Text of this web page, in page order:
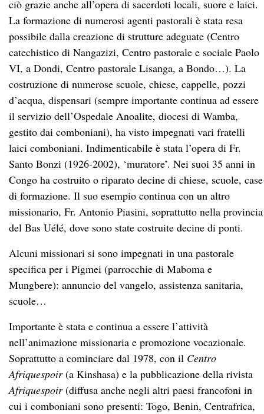
ciò grazie anche all’opera di sacerdoti locali, suore e laici.
La formazione di numerosi agenti pastorali è stata resa
possibile dalla creazione di strutture adeguate (Centro
catechistico di Nangazizi, Centro pastorale e sociale Paolo
VI, a Dondi, Centro pastorale Lisanga, a Bondo…). La
costruzione di numerose scuole, chiese, cappelle, pozzi
d’acqua, dispensari (sempre importante continua ad essere
il servizio dell’Ospedale Anoalite, diocesi di Wamba,
gestito dai comboniani), ha visto impegnati vari fratelli
laici comboniani. Indimenticabile è stata l’opera di Fr.
Santo Bonzi (1926-2002), ‘muratore’. Nei suoi 35 anni in
Congo ha costruito o riparato decine di chiese, scuole, case
di formazione. Il suo esempio continua con un altro
missionario, Fr. Antonio Piasini, soprattutto nella provincia
del Bas Uélé, dove sono state costruite decine di ponti.
Alcuni missionari si sono impegnati in una pastorale
specifica per i Pigmei (parrocchie di Maboma e
Mungbere): annuncio del vangelo, assistenza sanitaria,
scuole…
Importante è stata e continua a essere l’attività
nell’animazione missionaria e promozione vocazionale.
Soprattutto a cominciare dal 1978, con il Centro
Afriquespoir(a Kinshasa) e la pubblicazione della rivista
Afriquespoir(diffusa anche negli altri paesi francofoni in
cui i comboniani sono presenti: Togo, Benin, Centrafrica,